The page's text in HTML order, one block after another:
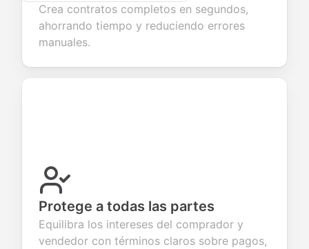
Crea contratos completos en segundos,
ahorrando tiempo y reduciendo errores
manuales.
Protege a todas las partes
Equilibra los intereses del comprador y
vendedor con términos claros sobre pagos,